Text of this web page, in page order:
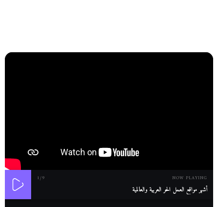
NOW PLAYING
1/9
أشهر مواقع العمل الحر العربية والعالمية